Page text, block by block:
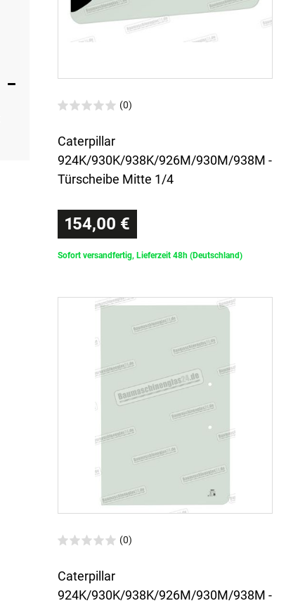
(0)
Caterpillar
924K/930K/938K/926M/930M/938M -
Türscheibe Mitte 1/4
154,00 €
Sofort versandfertig, Lieferzeit 48h (Deutschland)
(0)
Caterpillar
924K/930K/938K/926M/930M/938M -